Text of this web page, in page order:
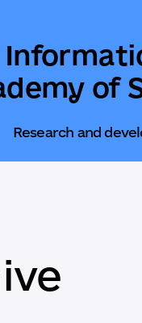
of
Research and